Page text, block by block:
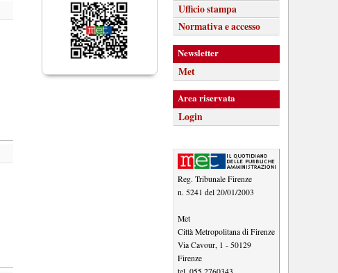
Ufficio stampa
Normativa e accesso
Newsletter
Met
Area riservata
Login
Reg. Tribunale Firenze
n. 5241 del 20/01/2003
Met
Città Metropolitana di Firenze
Via Cavour, 1 -50129
Firenze